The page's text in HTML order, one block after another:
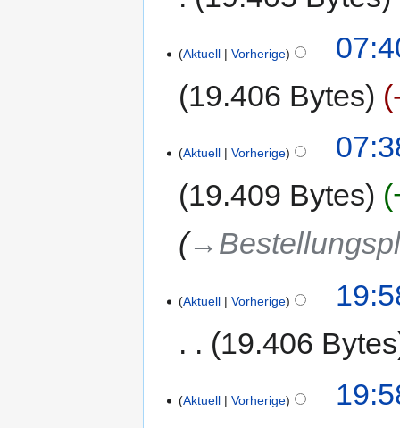
Aktuell Vorherige
19.406 Bytes
Aktuell Vorherige
19.409 Bytes
Aktuell Vorherige
19.406 Bytes
Aktuell Vorherige